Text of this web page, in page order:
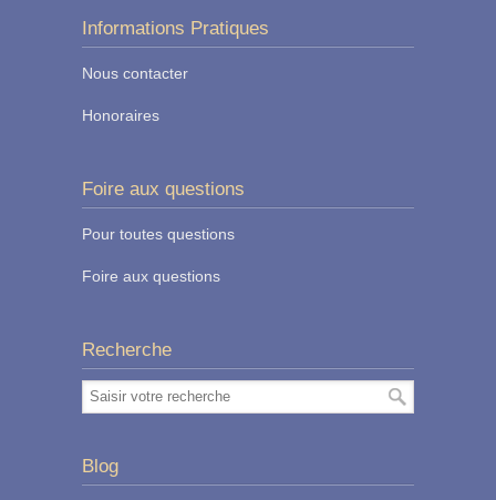
Informations Pratiques
Nous contacter
Honoraires
Foire aux questions
Pour toutes questions
Foire aux questions
Recherche
Blog